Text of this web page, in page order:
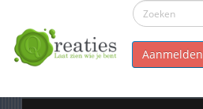
Aanmelden